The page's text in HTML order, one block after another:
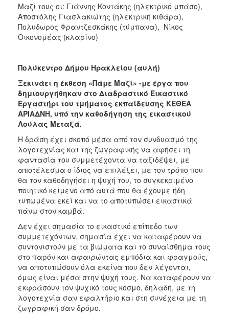
Μαζί τους οι: Γιάννης Κοντάκης (ηλεκτρικό μπάσο),
Αποστόλης Γιασλακιώτης (ηλεκτρική κιθάρα),
Πολυδωρος Φραντζεσκάκης (τύμπανα), Νίκος
Οικονομέας (κλαρίνο)
Πολύκεντρο Δήμου Ηρακλείου (αυλή)
Ξεκινάει η έκθεση «Πάμε Μαζί» -με έργα που
δημιουργήθηκαν στο Διαδραστικό Εικαστικό
Εργαστήρι του τμήματος εκπαίδευσης ΚΕΘΕΑ
ΑΡΙΑΔΝΗ, υπό την καθοδήγηση της εικαστικού
Λούλας Μεταξά.
Η δράση έχει σκοπό μέσα από τον συνδυασμό της
λογοτεχνίας και της ζωγραφικής να αφήσει τη
φαντασία του συμμετέχοντα να ταξιδέψει, με
αποτέλεσμα ο ίδιος να επιλέξει, με τον τρόπο που
θα τον καθοδηγήσει η ψυχή του, το συγκεκριμένο
ποιητικό κείμενο από αυτά που θα έχουμε ήδη
τυπωμένα εκεί και να το αποτυπώσει εικαστικά
πάνω στον καμβά.
Δεν έχει σημασία το εικαστικό επίπεδο των
συμμετεχόντων, σημασία έχει να καταφέρουν να
συντονιστούν με τα βιώματα και το συναίσθημα τους
στο παρόν και αφαιρώντας εμπόδια και φραγμούς,
να αποτυπώσουν όλα εκείνα που δεν λέγονται,
όμως είναι μέσα στην ψυχή τους. Να καταφέρουν να
εκφράσουν τον ψυχικό τους κόσμο, δηλαδή, με τη
λογοτεχνία σαν εφαλτήριο και στη συνέχεια με τη
ζωγραφική σαν δρόμο.